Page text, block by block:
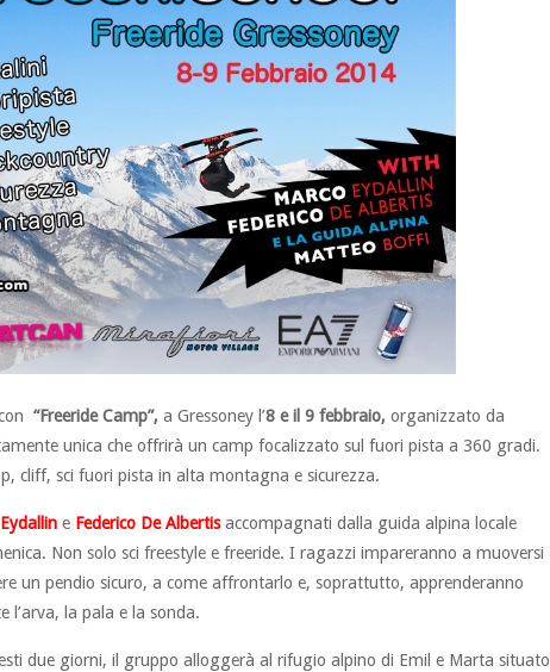
“Freeride Camp”, a Gressoney l’8 e il 9 febbraio, organizzato da
unica che offrirà un camp focalizzato sul fuori pista a 360 gradi.
cliff, sci fuori pista in alta montagna e sicurezza.
e Federico De Albertisaccompagnati dalla guida alpina locale
Non solo sci freestyle e freeride. I ragazzi impareranno a muoversi
un pendio sicuro, a come affrontarlo e, soprattutto, apprenderanno
l’arva, la pala e la sonda.
due giorni, il gruppo alloggerà al rifugio alpino di Emil e Marta situato